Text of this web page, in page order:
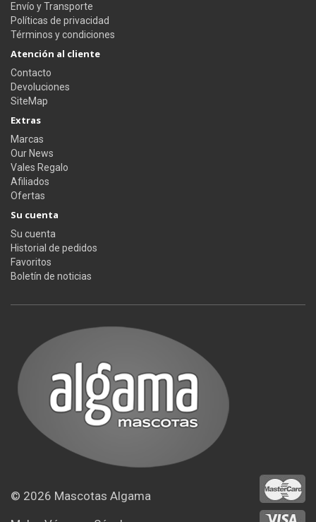
Envío y Transporte
Políticas de privacidad
Términos y condiciones
Atención al cliente
Contacto
Devoluciones
SiteMap
Extras
Marcas
Our News
Vales Regalo
Afiliados
Ofertas
Su cuenta
Su cuenta
Historial de pedidos
Favoritos
Boletín de noticias
© 2026 Mascotas Algama